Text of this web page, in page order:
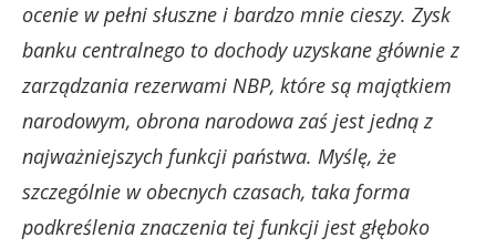
ocenie w pełni słuszne i bardzo mnie cieszy. Zysk
banku centralnego to dochody uzyskane głównie z
zarządzania rezerwami NBP, które są majątkiem
narodowym, obrona narodowa zaś jest jedną z
najważniejszych funkcji państwa. Myślę, że
szczególnie w obecnych czasach, taka forma
podkreślenia znaczenia tej funkcji jest głęboko